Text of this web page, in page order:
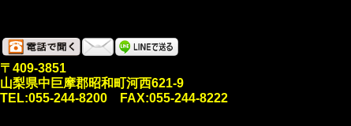
〒409-3851
山梨県中巨摩郡昭和町河西621-9
TEL:055-244-8200 FAX:055-244-8222